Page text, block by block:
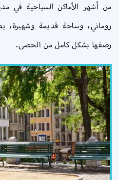
من أشهر الأماكن السياحية في
روماني، وساحة قديمة وشهيرة،
رصفها بشكل كامل من الحصى.